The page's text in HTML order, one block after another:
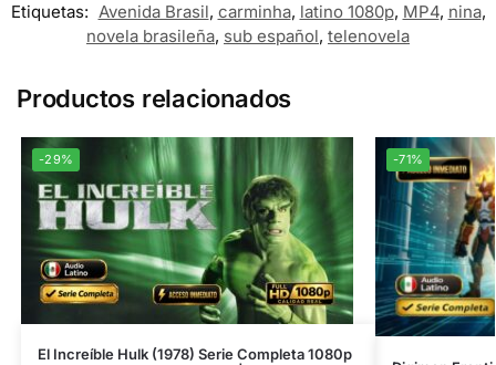
Etiquetas: Avenida Brasil, carminha, latino 1080p, MP4, nina,
novela brasileña, sub español, telenovela
Productos relacionados
-29%
El Increíble Hulk (1978) Serie Completa 1080p
-71%